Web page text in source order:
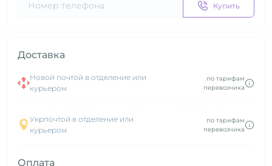
Купить
Доставка
Новой почтой в отделение или
курьером
по тарифам
перевозчика
Укрпочтой в отделение или
курьером
по тарифам
перевозчика
Оплата